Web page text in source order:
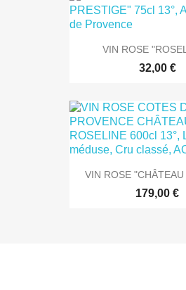
VIN ROSE
32,00 €
VIN ROSE "CHÂTEAU
179,00 €